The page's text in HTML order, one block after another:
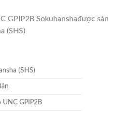
GPIP2B Sokuhanshađược sản
(SHS)
(SHS)
GPIP2B